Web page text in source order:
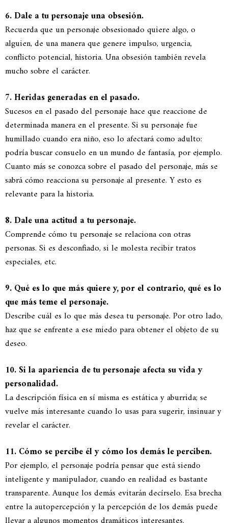
6. Dale a tu personaje una obsesión.
Recuerda que un personaje obsesionado quiere algo, o
alguien, de una manera que genere impulso, urgencia,
conflicto potencial, historia. Una obsesión también revela
mucho sobre el carácter.
7. Heridas generadas en el pasado.
Sucesos en el pasado del personaje hace que reaccione de
determinada manera en el presente. Si su personaje fue
humillado cuando era niño, eso lo afectará como adulto:
podría buscar consuelo en un mundo de fantasía, por ejemplo.
Cuanto más se conozca sobre el pasado del personaje, más se
sabrá cómo reacciona su personaje al presente. Y esto es
relevante para la historia.
8. Dale una actitud a tu personaje.
Comprende cómo tu personaje se relaciona con otras
personas. Si es desconfiado, si le molesta recibir tratos
especiales, etc.
9. Qué es lo que más quiere y, por el contrario, qué es lo
que más teme el personaje.
Describe cuál es lo que más desea tu personaje. Por otro lado,
haz que se enfrente a ese miedo para obtener el objeto de su
deseo.
10. Si la apariencia de tu personaje afecta su vida y
personalidad.
La descripción física en sí misma es estática y aburrida; se
vuelve más interesante cuando lo usas para sugerir, insinuar y
revelar el carácter.
11. Cómo se percibe él y cómo los demás le perciben.
Por ejemplo, el personaje podría pensar que está siendo
inteligente y manipulador, cuando en realidad es bastante
transparente. Aunque los demás evitarán decírselo. Esa brecha
entre la autopercepción y la percepción de los demás puede